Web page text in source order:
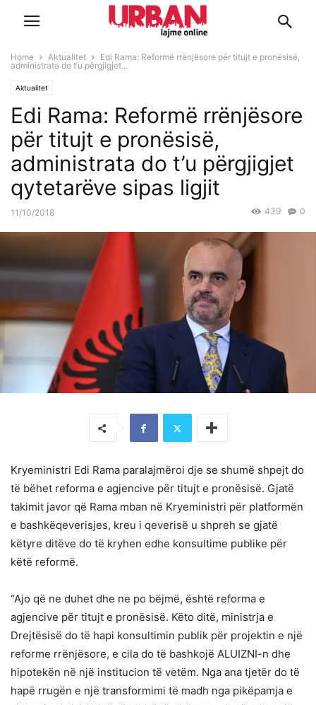
Home Aktualitet
Edi Rama: Reformë rrënjësore për titujt e pronësisë,
administrata do t’u përgjigjet...
Aktualitet
Edi Rama: Reformë rrënjësore
për titujt e pronësisë,
administrata do t’u përgjigjet
qytetarëve sipas ligjit
11/10/2018 0
439
Kryeministri Edi Rama paralajmëroi dje se shumë shpejt do
të bëhet reforma e agjencive për titujt e pronësisë. Gjatë
takimit javor që Rama mban në Kryeministri për platformën
e bashkëqeverisjes, kreu i qeverisë u shpreh se gjatë
këtyre ditëve do të kryhen edhe konsultime publike për
këtë reformë.
“Ajo që ne duhet dhe ne po bëjmë, është reforma e
agjencive për titujt e pronësisë. Këto ditë, ministrja e
Drejtësisë do të hapi konsultimin publik për projektin e një
reforme rrënjësore, e cila do të bashkojë ALUIZNI-n dhe
hipotekën në një institucion të vetëm. Nga ana tjetër do të
hapë rrugën e një transformimi të madh nga pikëpamja e